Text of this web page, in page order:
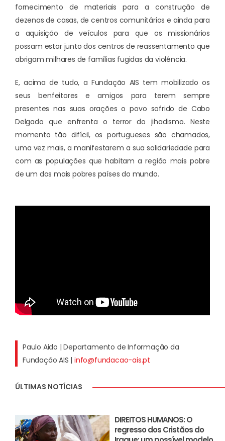
fornecimento de materiais para a construção de
dezenas de casas, de centros comunitários e ainda para
a aquisição de veículos para que os missionários
possam estar junto dos centros de reassentamento que
abrigam milhares de famílias fugidas da violência.
E, acima de tudo, a Fundação AIS tem mobilizado os
seus benfeitores e amigos para terem sempre
presentes nas suas orações o povo sofrido de Cabo
Delgado que enfrenta o terror do jihadismo. Neste
momento tão difícil, os portugueses são chamados,
uma vez mais, a manifestarem a sua solidariedade para
com as populações que habitam a região mais pobre
de um dos mais pobres países do mundo.
Paulo Aido | Departamento de Informação da
Fundação AIS |info@fundacao-ais.pt
ÚLTIMAS NOTÍCIAS
DIREITOS HUMANOS: O
regresso dos Cristãos do